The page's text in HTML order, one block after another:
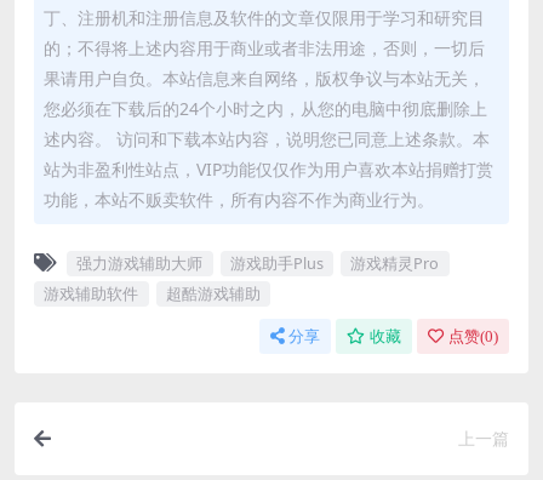
丁、注册机和注册信息及软件的文章仅限用于学习和研究目
的；不得将上述内容用于商业或者非法用途，否则，一切后
果请用户自负。本站信息来自网络，版权争议与本站无关，
您必须在下载后的24个小时之内，从您的电脑中彻底删除上
述内容。 访问和下载本站内容，说明您已同意上述条款。本
站为非盈利性站点，VIP功能仅仅作为用户喜欢本站捐赠打赏
功能，本站不贩卖软件，所有内容不作为商业行为。
强力游戏辅助大师 游戏助手Plus
游戏精灵Pro
游戏辅助软件
超酷游戏辅助
分享 收藏 点赞(0)
上一篇